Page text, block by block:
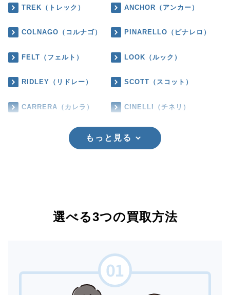
TREK（トレック） ANCHOR（アンカー）
COLNAGO（コルナゴ） PINARELLO（ピナレロ）
FELT（フェルト） LOOK（ルック）
RIDLEY（リドレー） SCOTT（スコット）
CARRERA（カレラ） CINELLI（チネリ）
もっと見る
選べる3つの買取方法